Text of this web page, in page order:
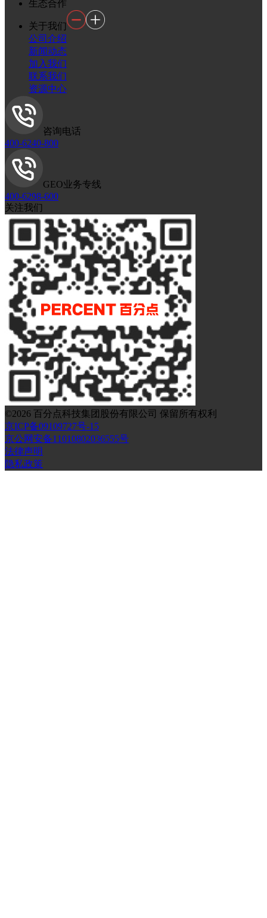
生态合作
关于我们
公司介绍
新闻动态
加入我们
联系我们
资源中心
咨询电话
400-6240-800
GEO业务专线
400-6298-600
关注我们
©2026 百分点科技集团股份有限公司 保留所有权利
京ICP备09109727号-15
京公网安备11010802036555号
法律声明
隐私政策